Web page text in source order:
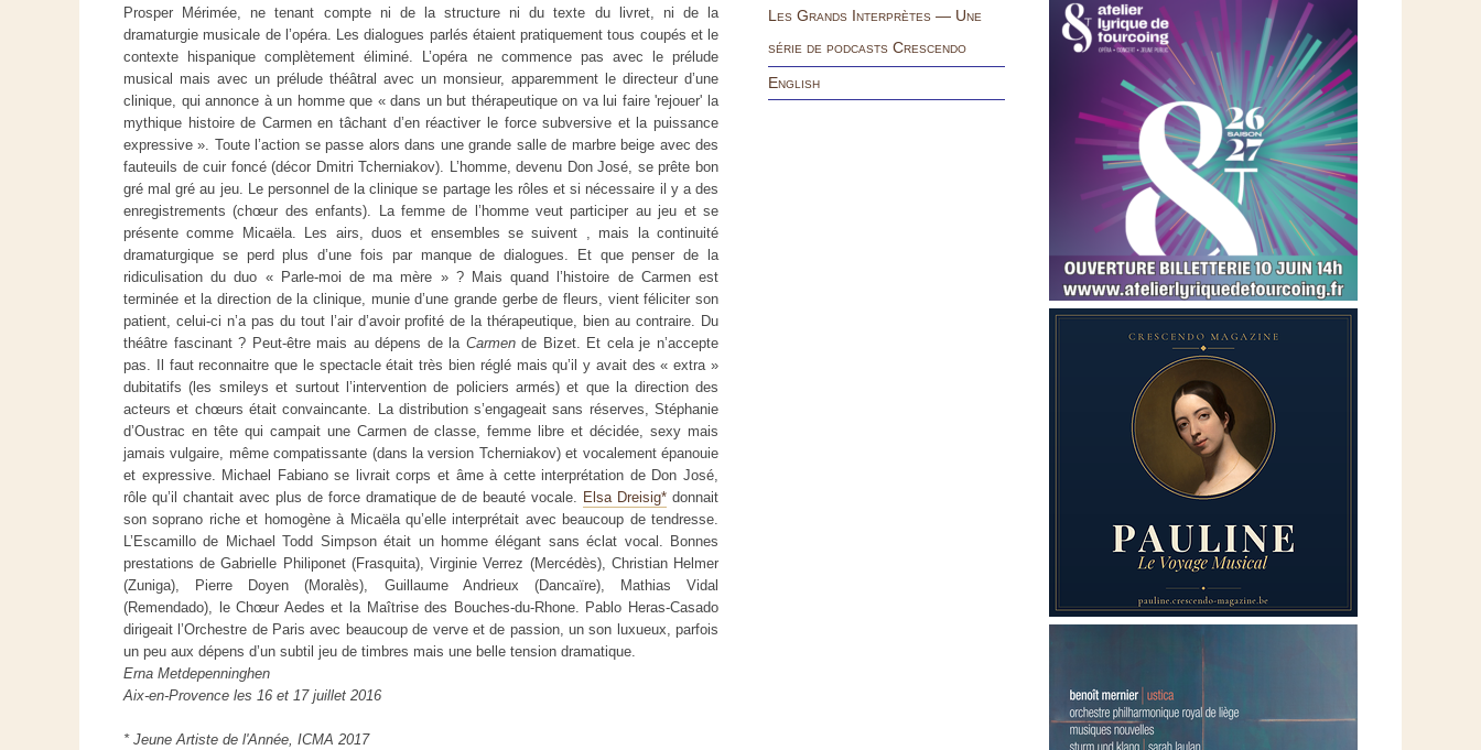
Prosper Mérimée, ne tenant compte ni de la structure ni du texte du livret, ni de la
dramaturgie musicale de l’opéra. Les dialogues parlés étaient pratiquement tous coupés et le
contexte hispanique complètement éliminé. L’opéra ne commence pas avec le prélude
musical mais avec un prélude théâtral avec un monsieur, apparemment le directeur d’une
clinique, qui annonce à un homme que « dans un but thérapeutique on va lui faire 'rejouer' la
mythique histoire de Carmen en tâchant d’en réactiver le force subversive et la puissance
expressive ». Toute l’action se passe alors dans une grande salle de marbre beige avec des
fauteuils de cuir foncé (décor Dmitri Tcherniakov). L’homme, devenu Don José, se prête bon
gré mal gré au jeu. Le personnel de la clinique se partage les rôles et si nécessaire il y a des
enregistrements (chœur des enfants). La femme de l’homme veut participer au jeu et se
présente comme Micaëla. Les airs, duos et ensembles se suivent , mais la continuité
dramaturgique se perd plus d’une fois par manque de dialogues. Et que penser de la
ridiculisation du duo « Parle-moi de ma mère » ? Mais quand l’histoire de Carmen est
terminée et la direction de la clinique, munie d’une grande gerbe de fleurs, vient féliciter son
patient, celui-ci n’a pas du tout l’air d’avoir profité de la thérapeutique, bien au contraire. Du
théâtre fascinant ? Peut-être mais au dépens de la Carmende Bizet. Et cela je n’accepte
pas. Il faut reconnaitre que le spectacle était très bien réglé mais qu’il y avait des « extra »
dubitatifs (les smileys et surtout l’intervention de policiers armés) et que la direction des
acteurs et chœurs était convaincante. La distribution s’engageait sans réserves, Stéphanie
d’Oustrac en tête qui campait une Carmen de classe, femme libre et décidée, sexy mais
jamais vulgaire, même compatissante (dans la version Tcherniakov) et vocalement épanouie
et expressive. Michael Fabiano se livrait corps et âme à cette interprétation de Don José,
rôle qu’il chantait avec plus de force dramatique de de beauté vocale. Elsa Dreisig* donnait
son soprano riche et homogène à Micaëla qu’elle interprétait avec beaucoup de tendresse.
L’Escamillo de Michael Todd Simpson était un homme élégant sans éclat vocal. Bonnes
prestations de Gabrielle Philiponet (Frasquita), Virginie Verrez (Mercédès), Christian Helmer
(Zuniga), Pierre Doyen (Moralès), Guillaume Andrieux (Dancaïre), Mathias Vidal
(Remendado), le Chœur Aedes et la Maîtrise des Bouches-du-Rhone. Pablo Heras-Casado
dirigeait l’Orchestre de Paris avec beaucoup de verve et de passion, un son luxueux, parfois
un peu aux dépens d’un subtil jeu de timbres mais une belle tension dramatique.
Erna Metdepenninghen
Aix-en-Provence les 16 et 17 juillet 2016
* Jeune Artiste de l'Année, ICMA 2017
Les Grands Interprètes — Une
série de podcasts Crescendo
English